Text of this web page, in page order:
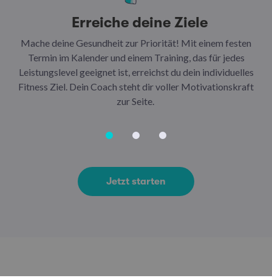
Erreiche deine Ziele
Mache deine Gesundheit zur Priorität! Mit einem festen
Termin im Kalender und einem Training, das für jedes
Leistungslevel geeignet ist, erreichst du dein individuelles
Fitness Ziel. Dein Coach steht dir voller Motivationskraft
zur Seite.
Jetzt starten